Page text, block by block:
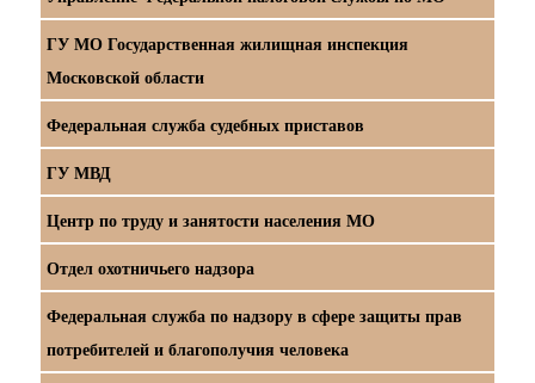
ГУ МО Государственная жилищная инспекция
Московской области
Федеральная служба судебных приставов
ГУ МВД
Центр по труду и занятости населения МО
Отдел охотничьего надзора
Федеральная служба по надзору в сфере защиты прав
потребителей и благополучия человека